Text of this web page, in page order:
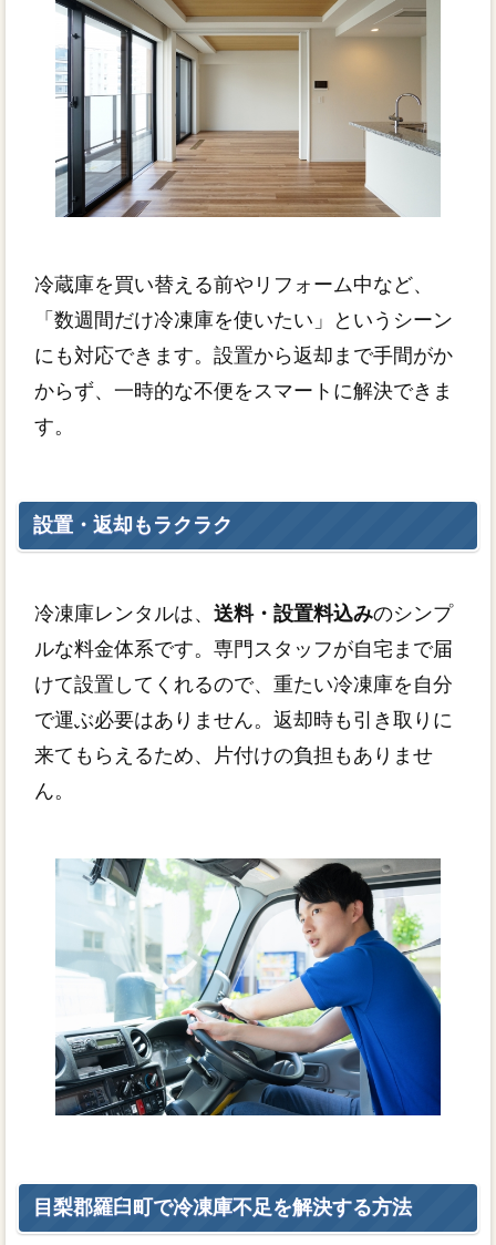
冷蔵庫を買い替える前やリフォーム中など、
「数週間だけ冷凍庫を使いたい」というシーン
にも対応できます。設置から返却まで手間がか
からず、一時的な不便をスマートに解決できま
す。
設置・返却もラクラク
冷凍庫レンタルは、 送料・設置料込みのシンプ
ルな料金体系です。専門スタッフが自宅まで届
けて設置してくれるので、重たい冷凍庫を自分
で運ぶ必要はありません。返却時も引き取りに
来てもらえるため、片付けの負担もありませ
ん。
目梨郡羅臼町で冷凍庫不足を解決する方法